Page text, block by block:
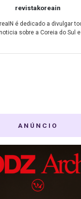
revistakoreain
é dedicado a divulgar
sobre a Coreia do Sul
ANÚNCIO